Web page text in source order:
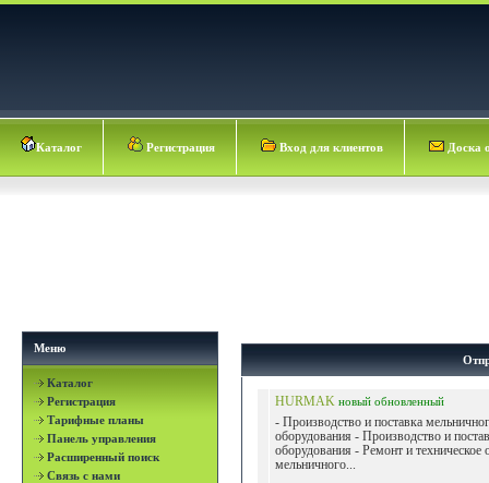
Каталог Регистрация Вход для клиентов Доска
Меню
Каталог
Регистрация
Тарифные планы
Панель управления
Расширенный поиск
Связь с нами
HURMAK новый обновленный
- Производство и поставка
оборудования - Производство и
оборудования - Ремонт и техническое
мельничного...